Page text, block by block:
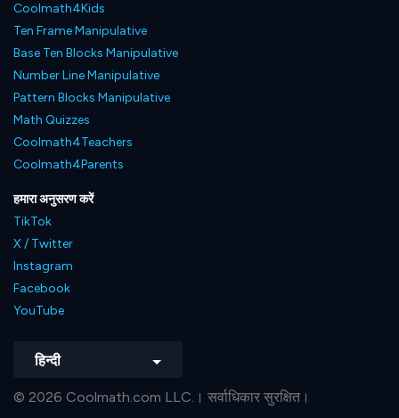
Coolmath4Kids
Ten Frame Manipulative
Base Ten Blocks Manipulative
Number Line Manipulative
Pattern Blocks Manipulative
Math Quizzes
Coolmath4Teachers
Coolmath4Parents
हमारा अनुसरण करें
TikTok
X / Twitter
Instagram
Facebook
YouTube
हिन्दी
© 2026 Coolmath.com LLC.। सर्वाधिकार सुरक्षित।